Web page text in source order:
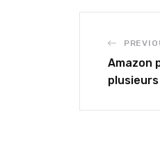
Amazon
plusieurs